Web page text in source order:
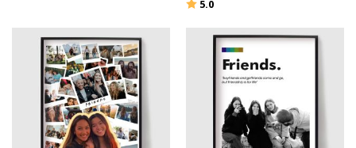
5.0